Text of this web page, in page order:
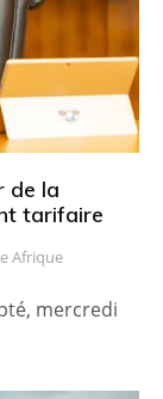
de la
tarifaire
Afrique
mercredi